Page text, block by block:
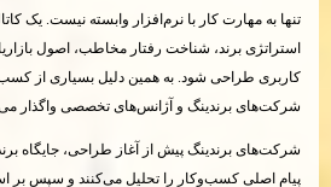
تنها به مهارت کار با نرم‌افزار وابسته نیست. یک
استراتژی برند، شناخت رفتار مخاطب، اصول
کاربری طراحی شود. به همین دلیل بسیاری از
شرکت‌های برندینگ و آژانس‌های تخصصی واگذار
شرکت‌های برندینگ پیش از آغاز طراحی، جایگاه
پیام اصلی کسب‌وکار را تحلیل می‌کنند و سپس بر